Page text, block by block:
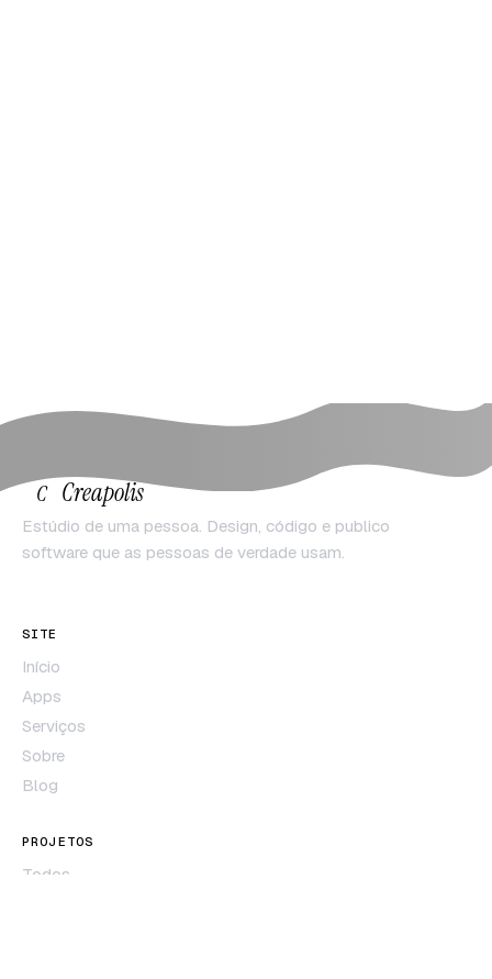
C Creapolis
Estúdio de uma pessoa. Design, código e publico
software que as pessoas de verdade usam.
SITE
Início
Apps
Serviços
Sobre
Blog
PROJETOS
Todos